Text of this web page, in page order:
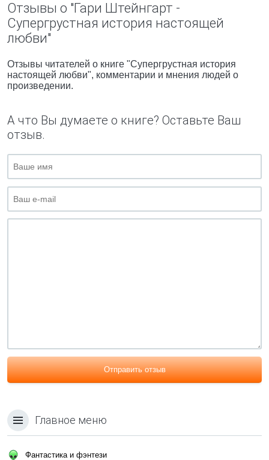
Отзывы о "Гари Штейнгарт -
Супергрустная история настоящей
любви"
Отзывы читателей о книге "Супергрустная история
настоящей любви", комментарии и мнения людей о
произведении.
А что Вы думаете о книге? Оставьте Ваш
отзыв.
Отправить отзыв
Главное меню
Фантастика и фэнтези